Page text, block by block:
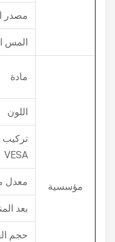
مصدر التيار
المس الحياة
مؤسسية
اللون
تركيب
VESA
معدل ماء
بعد المنتج
حجم القطع